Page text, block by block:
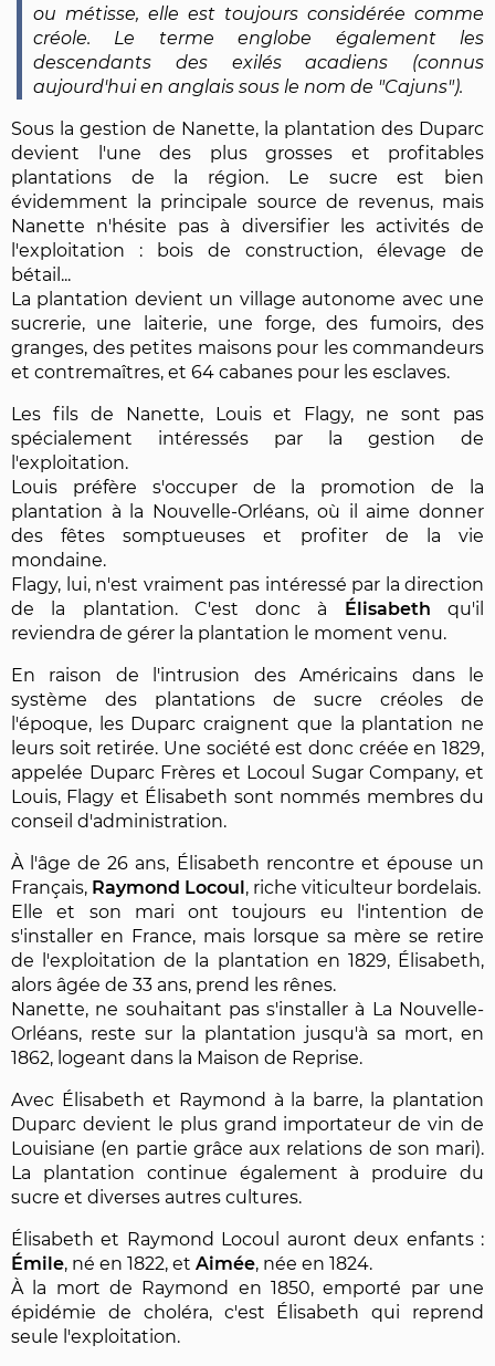
ou métisse, elle est toujours considérée comme
créole. Le terme englobe également les
descendants des exilés acadiens (connus
aujourd'hui en anglais sous le nom de "Cajuns").
Sous la gestion de Nanette, la plantation des Duparc
devient l'une des plus grosses et profitables
plantations de la région. Le sucre est bien
évidemment la principale source de revenus, mais
Nanette n'hésite pas à diversifier les activités de
l'exploitation : bois de construction, élevage de
bétail...
La plantation devient un village autonome avec une
sucrerie, une laiterie, une forge, des fumoirs, des
granges, des petites maisons pour les commandeurs
et contremaîtres, et 64 cabanes pour les esclaves.
Les fils de Nanette, Louis et Flagy, ne sont pas
spécialement intéressés par la gestion de
l'exploitation.
Louis préfère s'occuper de la promotion de la
plantation à la Nouvelle-Orléans, où il aime donner
des fêtes somptueuses et profiter de la vie
mondaine.
Flagy, lui, n'est vraiment pas intéressé par la direction
de la plantation. C'est donc à Élisabeth qu'il
reviendra de gérer la plantation le moment venu.
En raison de l'intrusion des Américains dans le
système des plantations de sucre créoles de
l'époque, les Duparc craignent que la plantation ne
leurs soit retirée. Une société est donc créée en 1829,
appelée Duparc Frères et Locoul Sugar Company, et
Louis, Flagy et Élisabeth sont nommés membres du
conseil d'administration.
À l'âge de 26 ans, Élisabeth rencontre et épouse un
Français, Raymond Locoul, riche viticulteur bordelais.
Elle et son mari ont toujours eu l'intention de
s'installer en France, mais lorsque sa mère se retire
de l'exploitation de la plantation en 1829, Élisabeth,
alors âgée de 33 ans, prend les rênes.
Nanette, ne souhaitant pas s'installer à La Nouvelle-
Orléans, reste sur la plantation jusqu'à sa mort, en
1862, logeant dans la Maison de Reprise.
Avec Élisabeth et Raymond à la barre, la plantation
Duparc devient le plus grand importateur de vin de
Louisiane (en partie grâce aux relations de son mari).
La plantation continue également à produire du
sucre et diverses autres cultures.
Élisabeth et Raymond Locoul auront deux enfants :
Émile, né en 1822, et Aimée, née en 1824.
À la mort de Raymond en 1850, emporté par une
épidémie de choléra, c'est Élisabeth qui reprend
seule l'exploitation.